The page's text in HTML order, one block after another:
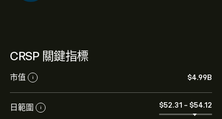
CRSP 關鍵指標
市值 i ‎$‎4.99B
日範圍 i ‎$‎52.31 - ‎$‎54.12